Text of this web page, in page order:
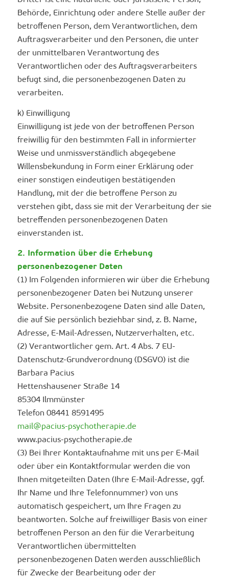
Behörde, Einrichtung oder andere Stelle außer der
betroffenen Person, dem Verantwortlichen, dem
Auftragsverarbeiter und den Personen, die unter
der unmittelbaren Verantwortung des
Verantwortlichen oder des Auftragsverarbeiters
befugt sind, die personenbezogenen Daten zu
verarbeiten.
k) Einwilligung
Einwilligung ist jede von der betroffenen Person
freiwillig für den bestimmten Fall in informierter
Weise und unmissverständlich abgegebene
Willensbekundung in Form einer Erklärung oder
einer sonstigen eindeutigen bestätigenden
Handlung, mit der die betroffene Person zu
verstehen gibt, dass sie mit der Verarbeitung der sie
betreffenden personenbezogenen Daten
einverstanden ist.
2. Information über die Erhebung
personenbezogener Daten
(1) Im Folgenden informieren wir über die Erhebung
personenbezogener Daten bei Nutzung unserer
Website. Personenbezogene Daten sind alle Daten,
die auf Sie persönlich beziehbar sind, z. B. Name,
Adresse, E-Mail-Adressen, Nutzerverhalten, etc.
(2) Verantwortlicher gem. Art. 4 Abs. 7 EU-
Datenschutz-Grundverordnung (DSGVO) ist die
Barbara Pacius
Hettenshausener Straße 14
85304 Ilmmünster
Telefon 08441 8591495
mail@pacius-psychotherapie.de
www.pacius-psychotherapie.de
(3) Bei Ihrer Kontaktaufnahme mit uns per E-Mail
oder über ein Kontaktformular werden die von
Ihnen mitgeteilten Daten (Ihre E-Mail-Adresse, ggf.
Ihr Name und Ihre Telefonnummer) von uns
automatisch gespeichert, um Ihre Fragen zu
beantworten. Solche auf freiwilliger Basis von einer
betroffenen Person an den für die Verarbeitung
Verantwortlichen übermittelten
personenbezogenen Daten werden ausschließlich
für Zwecke der Bearbeitung oder der